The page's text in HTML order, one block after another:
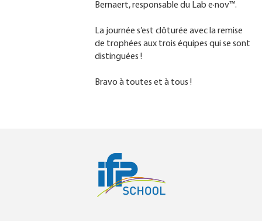
Bernaert, responsable du Lab e·nov™.
La journée s’est clôturée avec la remise
de trophées aux trois équipes qui se sont
distinguées !
Bravo à toutes et à tous !